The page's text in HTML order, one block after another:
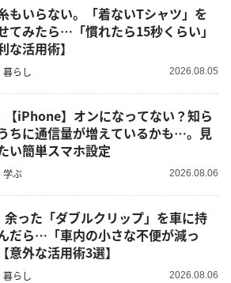
もいらない。「着ないTシャツ」を
てみたら…「慣れたら15秒くらい」
な活用術】
暮らし 2026.08.05
ちに通信量が増えているかも…。見
い簡単スマホ設定
学ぶ 2026.08.06
余った「ダブルクリップ」を車に持
だら…「車内の小さな不便が減っ
意外な活用術3選】
暮らし 2026.08.06